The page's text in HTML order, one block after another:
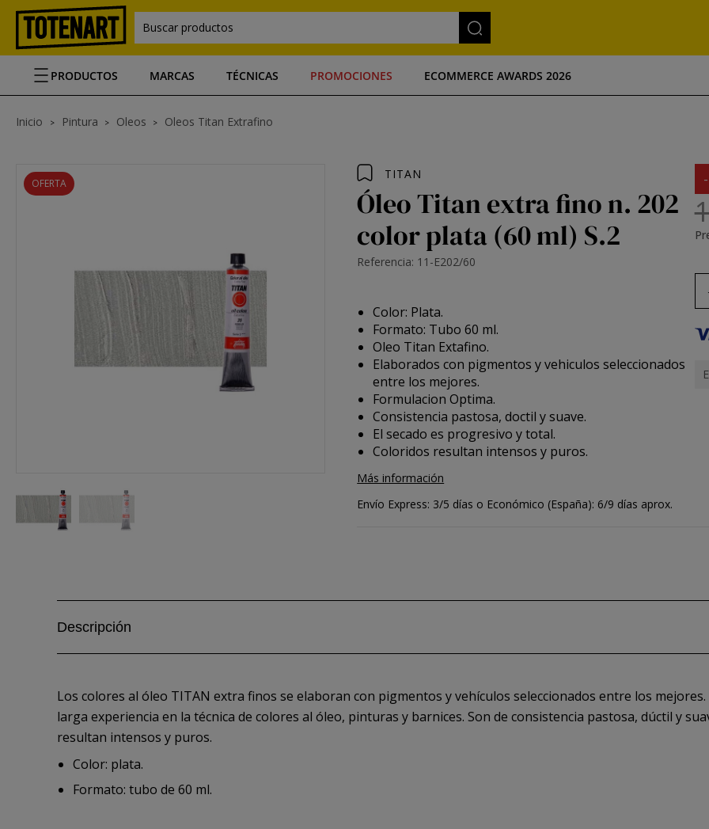
Buscar productos
PRODUCTOS MARCAS TÉCNICAS PROMOCIONES ECOMMERCE AWARDS 2026
Inicio Pintura Oleos Oleos Titan Extrafino
OFERTA
TITAN
Óleo Titan extra fino n. 202
color plata (60 ml) S.2
Referencia: 11-E202/60
Color: Plata.
Formato: Tubo 60 ml.
Oleo Titan Extafino.
Elaborados con pigmentos y vehiculos seleccionados
entre los mejores.
Formulacion Optima.
Consistencia pastosa, doctil y suave.
El secado es progresivo y total.
Coloridos resultan intensos y puros.
Más información
Envío Express: 3/5 días o Económico (España): 6/9 días aprox.
Descripción
Los colores al óleo TITAN extra finos se elaboran con pigmentos y vehículos seleccionados entre los
larga experiencia en la técnica de colores al óleo, pinturas y barnices. Son de consistencia pastosa, dúctil y
resultan intensos y puros.
Color: plata.
Formato: tubo de 60 ml.